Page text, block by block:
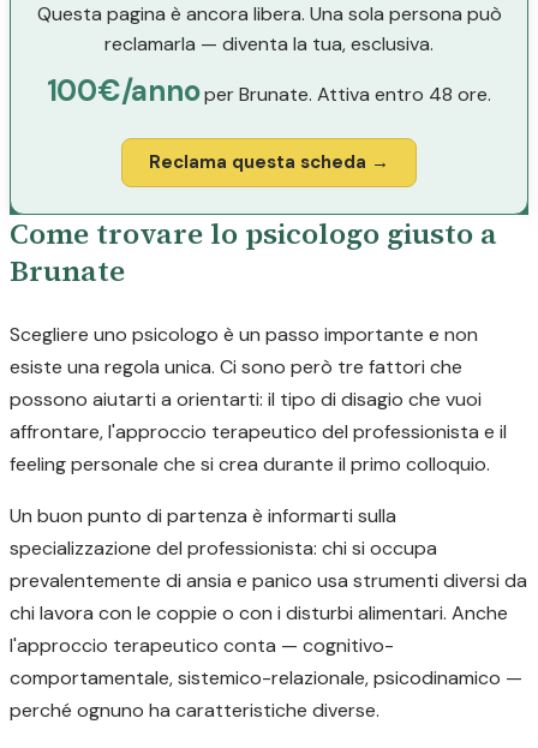
Questa pagina è ancora libera. Una sola persona può
reclamarla — diventa la tua, esclusiva.
100€/annoper Brunate. Attiva entro 48 ore.
Reclama questa scheda →
Come trovare lo psicologo giusto a
Brunate
Scegliere uno psicologo è un passo importante e non
esiste una regola unica. Ci sono però tre fattori che
possono aiutarti a orientarti: il tipo di disagio che vuoi
affrontare, l'approccio terapeutico del professionista e il
feeling personale che si crea durante il primo colloquio.
Un buon punto di partenza è informarti sulla
specializzazione del professionista: chi si occupa
prevalentemente di ansia e panico usa strumenti diversi da
chi lavora con le coppie o con i disturbi alimentari. Anche
l'approccio terapeutico conta — cognitivo-
comportamentale, sistemico-relazionale, psicodinamico —
perché ognuno ha caratteristiche diverse.